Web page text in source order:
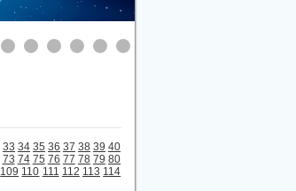
33 34 35 36 37 38 39 40
73 74 75 76 77 78 79 80
109 110 111 112 113 114